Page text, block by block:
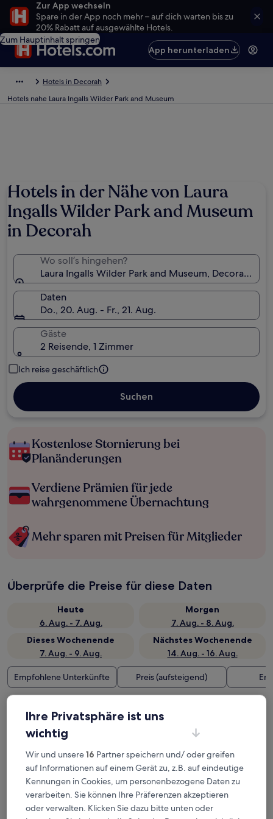
Zur App wechseln
Spare in der App noch mehr – auf dich warten bis zu
20% Rabatt auf ausgewählte Hotels.
Zum Hauptinhalt springen
App herunterladen
Hotels in Decorah
Hotels nahe Laura Ingalls Wilder Park and Museum
Hotels in der Nähe von Laura
Ingalls Wilder Park and Museum
in Decorah
Wo soll’s hingehen?
Laura Ingalls Wilder Park and Museum, Decorah,
Daten
Do., 20. Aug. - Fr., 21. Aug.
Gäste
2 Reisende, 1 Zimmer
Ich reise geschäftlich
Suchen
Kostenlose Stornierung bei
Planänderungen
Verdiene Prämien für jede
wahrgenommene Übernachtung
Mehr sparen mit Preisen für Mitglieder
Überprüfe die Preise für diese Daten
Heute
6. Aug. - 7. Aug.
Morgen
7. Aug. - 8. Aug.
Dieses Wochenende
7. Aug. - 9. Aug.
Nächstes Wochenende
14. Aug. - 16. Aug.
Empfohlene Unterkünfte Preis (aufsteigend)
Deine Ausgangsbasis nahe Laura
Ingalls Wilder Park and Museum
Bluffside Gardens
Ihre Privatsphäre ist uns
wichtig
Wir und unsere16 Partner speichern und/ oder greifen
auf Informationen auf einem Gerät zu, z.B. auf eindeutige
Kennungen in Cookies, um personenbezogene Daten zu
verarbeiten. Sie können Ihre Präferenzen akzeptieren
oder verwalten. Klicken Sie dazu bitte unten oder